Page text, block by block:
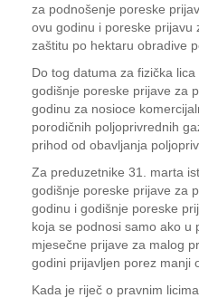
za podnošenje poreske
ovu godinu i poreske prijavu
zaštitu po hektaru obradive
Do tog datuma za fizička
godišnje poreske prijave za
godinu za nosioce
porodičnih poljoprivrednih
prihod od obavljanja
Za preduzetnike 31. marta
godišnje poreske prijave za
godinu i godišnje poreske
koja se podnosi samo ako u
mjesečne prijave za malog
godini prijavljen porez manji
Kada je riječ o pravnim